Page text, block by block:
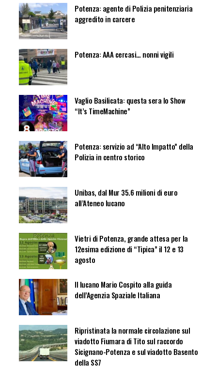
Potenza: agente di Polizia penitenziaria
aggredito in carcere
Potenza: AAA cercasi… nonni vigili
Vaglio Basilicata: questa sera lo Show
“It’s TimeMachine”
Potenza: servizio ad “Alto Impatto” della
Polizia in centro storico
Unibas, dal Mur 35.6 milioni di euro
all’Ateneo lucano
Vietri di Potenza, grande attesa per la
12esima edizione di “Tipica” il 12 e 13
agosto
Il lucano Mario Cospito alla guida
dell’Agenzia Spaziale Italiana
Ripristinata la normale circolazione sul
viadotto Fiumara di Tito sul raccordo
Sicignano-Potenza e sul viadotto Basento
della SS7